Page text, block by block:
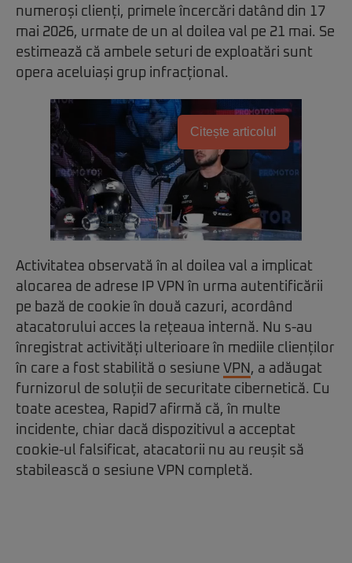
numeroși clienți, primele încercări datând din 17
mai 2026, urmate de un al doilea val pe 21 mai. Se
estimează că ambele seturi de exploatări sunt
opera aceluiași grup infracțional.
Citește articolul
Activitatea observată în al doilea val a implicat
alocarea de adrese IP VPN în urma autentificării
pe bază de cookie în două cazuri, acordând
atacatorului acces la rețeaua internă. Nu s-au
înregistrat activități ulterioare în mediile clienților
în care a fost stabilită o sesiune VPN , a adăugat
furnizorul de soluții de securitate cibernetică. Cu
toate acestea, Rapid7 afirmă că, în multe
incidente, chiar dacă dispozitivul a acceptat
cookie-ul falsificat, atacatorii nu au reușit să
stabilească o sesiune VPN completă.